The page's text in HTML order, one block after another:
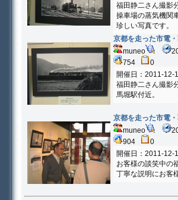
福田静二さん撮影
操車場の蒸気機関
珍しい写真です。
京都を走った市電
muneo
754
0
開催日：2011-12-
福田静二さん撮影
馬堀駅付近。
京都を走った市電
muneo
904
0
開催日：2011-12-
お客様の談笑中の
丁寧な説明にお客